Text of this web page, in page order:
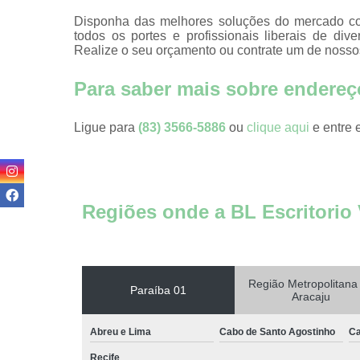
Coworking
Coworking
médicos
Domicílios
Endereços
Endereços
Escritório
Disponha das melhores soluções do mercado
todos os portes e profissionais liberais de
Realize o seu orçamento ou contrate um de
Para saber mais sobre
Ligue para (83) 3566-5886 ou clique aqui e entre
Regiões onde a BL Escritorio
Paraíba 01
Região Metropolitana
Aracaju
Abreu e Lima Cabo de Santo Agostinho
Recife